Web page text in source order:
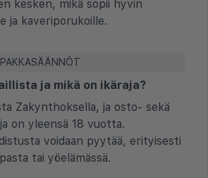
kesken, mikä sopii hyvin
ja kaveriporukoille.
ja mikä on ikäraja?
Zakynthoksella, ja osto- sekä
on yleensä 18 vuotta.
voidaan pyytää, erityisesti
tai yöelämässä.